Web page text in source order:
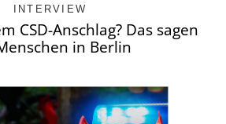
INTERVIEW
CSD-Anschlag? Das sagen
in Berlin